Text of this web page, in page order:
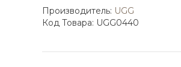
Производитель: UGG
Код Товара: UGG0440